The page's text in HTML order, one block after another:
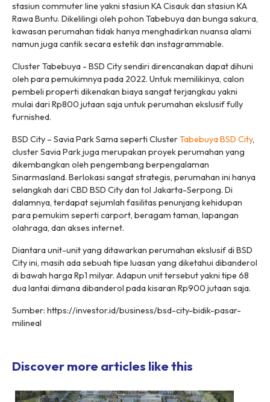
stasiun commuter line yakni stasiun KA Cisauk dan stasiun KA
Rawa Buntu. Dikelilingi oleh pohon Tabebuya dan bunga sakura,
kawasan perumahan tidak hanya menghadirkan nuansa alami
namun juga cantik secara estetik dan instagrammable.
Cluster Tabebuya - BSD City sendiri direncanakan dapat dihuni
oleh para pemukimnya pada 2022. Untuk memilikinya, calon
pembeli properti dikenakan biaya sangat terjangkau yakni
mulai dari Rp800 jutaan saja untuk perumahan ekslusiffully
furnished.
BSD City – Savia Park Sama seperti ClusterTabebuya BSD City,
cluster Savia Park juga merupakan proyek perumahan yang
dikembangkan oleh pengembang berpengalaman
Sinarmasland. Berlokasi sangat strategis, perumahan ini hanya
selangkah dari CBD BSD City dan tol Jakarta-Serpong. Di
dalamnya, terdapat sejumlah fasilitas penunjang kehidupan
para pemukim seperti carport, beragam taman, lapangan
olahraga, dan akses internet.
Diantara unit-unit yang ditawarkan perumahan ekslusif di BSD
City ini, masih ada sebuah tipe luasan yang diketahui dibanderol
di bawah harga Rp1 milyar. Adapun unit tersebut yakni tipe 68
dua lantai dimana dibanderol pada kisaran Rp900 jutaan saja.
Sumber: https://investor.id/business/bsd-city-bidik-pasar-
milineal
Discover more articles like this